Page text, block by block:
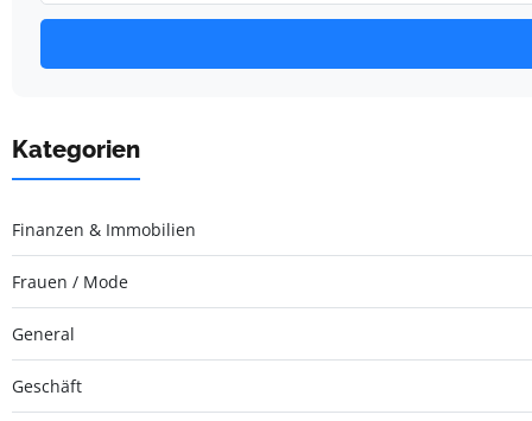
Kategorien
Finanzen & Immobilien
Frauen / Mode
General
Geschäft